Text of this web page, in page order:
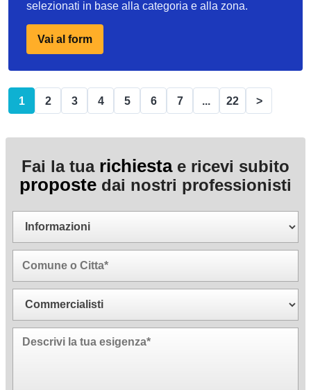
selezionati in base alla categoria e alla zona.
Vai al form
1 2 3 4 5 6 7 ... 22 >
Fai la tua richiestae ricevi subito
proposte dai nostri professionisti